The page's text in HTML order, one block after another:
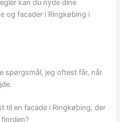
kan du nyde dine
og facader i Ringkøbing i
spørgsmål, jeg oftest får, når
til en facade i Ringkøbing, der